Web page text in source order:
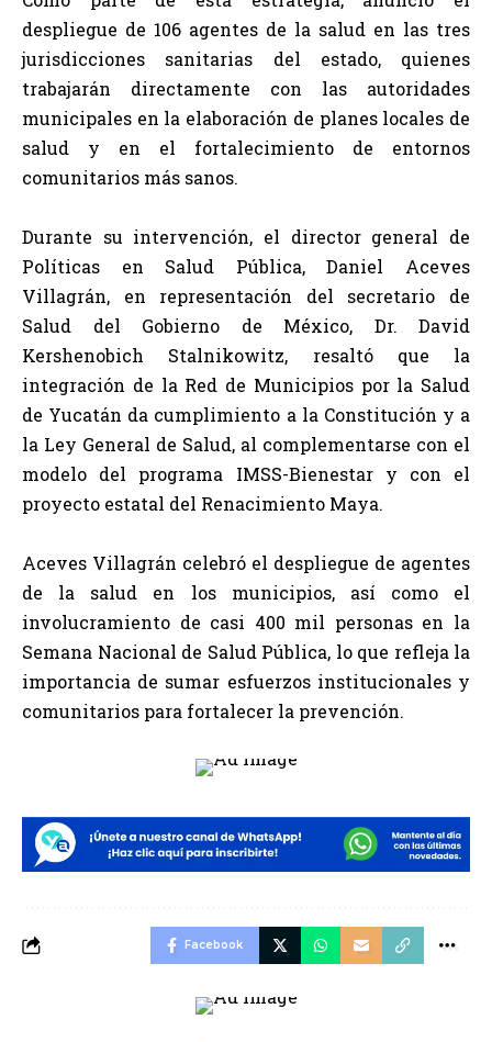
despliegue de 106 agentes de la salud en las tres
jurisdicciones sanitarias del estado, quienes
trabajarán directamente con las autoridades
municipales en la elaboración de planes locales de
salud y en el fortalecimiento de entornos
comunitarios más sanos.
Durante su intervención, el director general de
Políticas en Salud Pública, Daniel Aceves
Villagrán, en representación del secretario de
Salud del Gobierno de México, Dr. David
Kershenobich Stalnikowitz, resaltó que la
integración de la Red de Municipios por la Salud
de Yucatán da cumplimiento a la Constitución y a
la Ley General de Salud, al complementarse con el
modelo del programa IMSS-Bienestar y con el
proyecto estatal del Renacimiento Maya.
Aceves Villagrán celebró el despliegue de agentes
de la salud en los municipios, así como el
involucramiento de casi 400 mil personas en la
Semana Nacional de Salud Pública, lo que refleja la
importancia de sumar esfuerzos institucionales y
comunitarios para fortalecer la prevención.
Facebook